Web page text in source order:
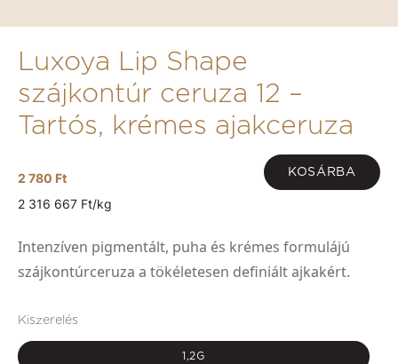
Luxoya Lip Shape
szájkontúr ceruza 12 –
Tartós, krémes ajakceruza
2 780 Ft KOSÁRBA
2 316 667 Ft/kg
Intenzíven pigmentált, puha és krémes formulájú
szájkontúrceruza a tökéletesen definiált ajkakért.
Kiszerelés
1,2G